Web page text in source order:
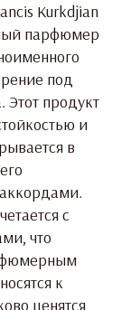
Kurkdjian
парфюмер
под
Этот продукт
и
в
с
что
к
ценятся